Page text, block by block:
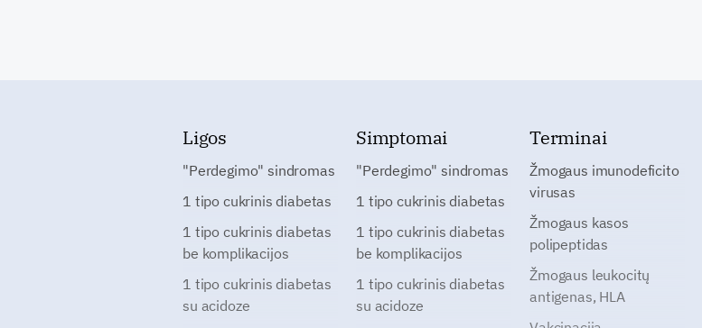
Ligos
"Perdegimo" sindromas
1 tipo cukrinis diabetas
1 tipo cukrinis diabetas
be komplikacijos
1 tipo cukrinis diabetas
su acidoze
Simptomai
"Perdegimo" sindromas
1 tipo cukrinis diabetas
1 tipo cukrinis diabetas
be komplikacijos
1 tipo cukrinis diabetas
su acidoze
Terminai
Žmogaus imunodeficito
virusas
Žmogaus kasos
polipeptidas
Žmogaus leukocitų
antigenas, HLA